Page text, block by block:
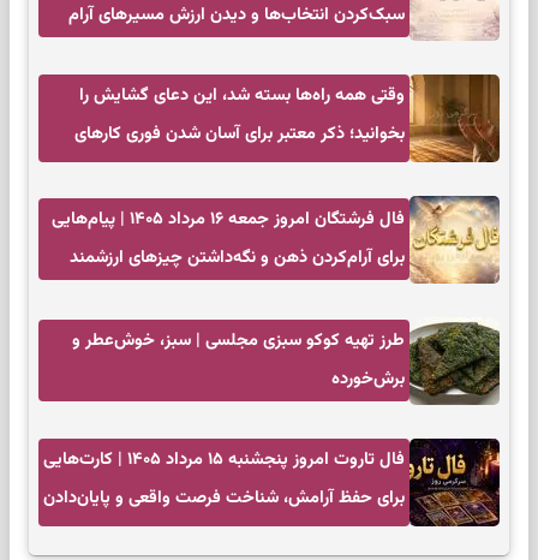
سبک‌کردن انتخاب‌ها و دیدن ارزش مسیرهای آرام
وقتی همه راه‌ها بسته شد، این دعای گشایش را
بخوانید؛ ذکر معتبر برای آسان شدن فوری کارهای
فال فرشتگان امروز جمعه ۱۶ مرداد ۱۴۰۵ | پیام‌هایی
برای آرام‌کردن ذهن و نگه‌داشتن چیزهای ارزشمند
طرز تهیه کوکو سبزی مجلسی | سبز، خوش‌عطر و
برش‌خورده
فال تاروت امروز پنجشنبه ۱۵ مرداد ۱۴۰۵ | کارت‌هایی
برای حفظ آرامش، شناخت فرصت واقعی و پایان‌دادن